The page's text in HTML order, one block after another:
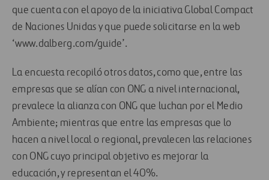
que cuenta con el apoyo de la iniciativa Global Compact
de Naciones Unidas y que puede solicitarse en la web
‘www.dalberg.com/guide’.
La encuesta recopiló otros datos, como que, entre las
empresas que se alían con ONG a nivel internacional,
prevalece la alianza con ONG que luchan por el Medio
Ambiente; mientras que entre las empresas que lo
hacen a nivel local o regional, prevalecen las relaciones
con ONG cuyo principal objetivo es mejorar la
educación, y representan el 40%.